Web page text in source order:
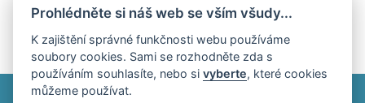
Prohlédněte si náš web se vším všudy...
K zajištění správné funkčnosti webu používáme
soubory cookies. Sami se rozhodněte zda s
používáním souhlasíte, nebo sivyberte, které cookies
můžeme používat.